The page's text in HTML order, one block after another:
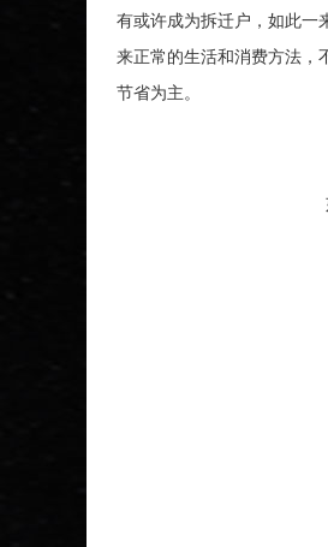
有或许成为拆迁户，如此一
来正常的生活和消费方法，
节省为主。